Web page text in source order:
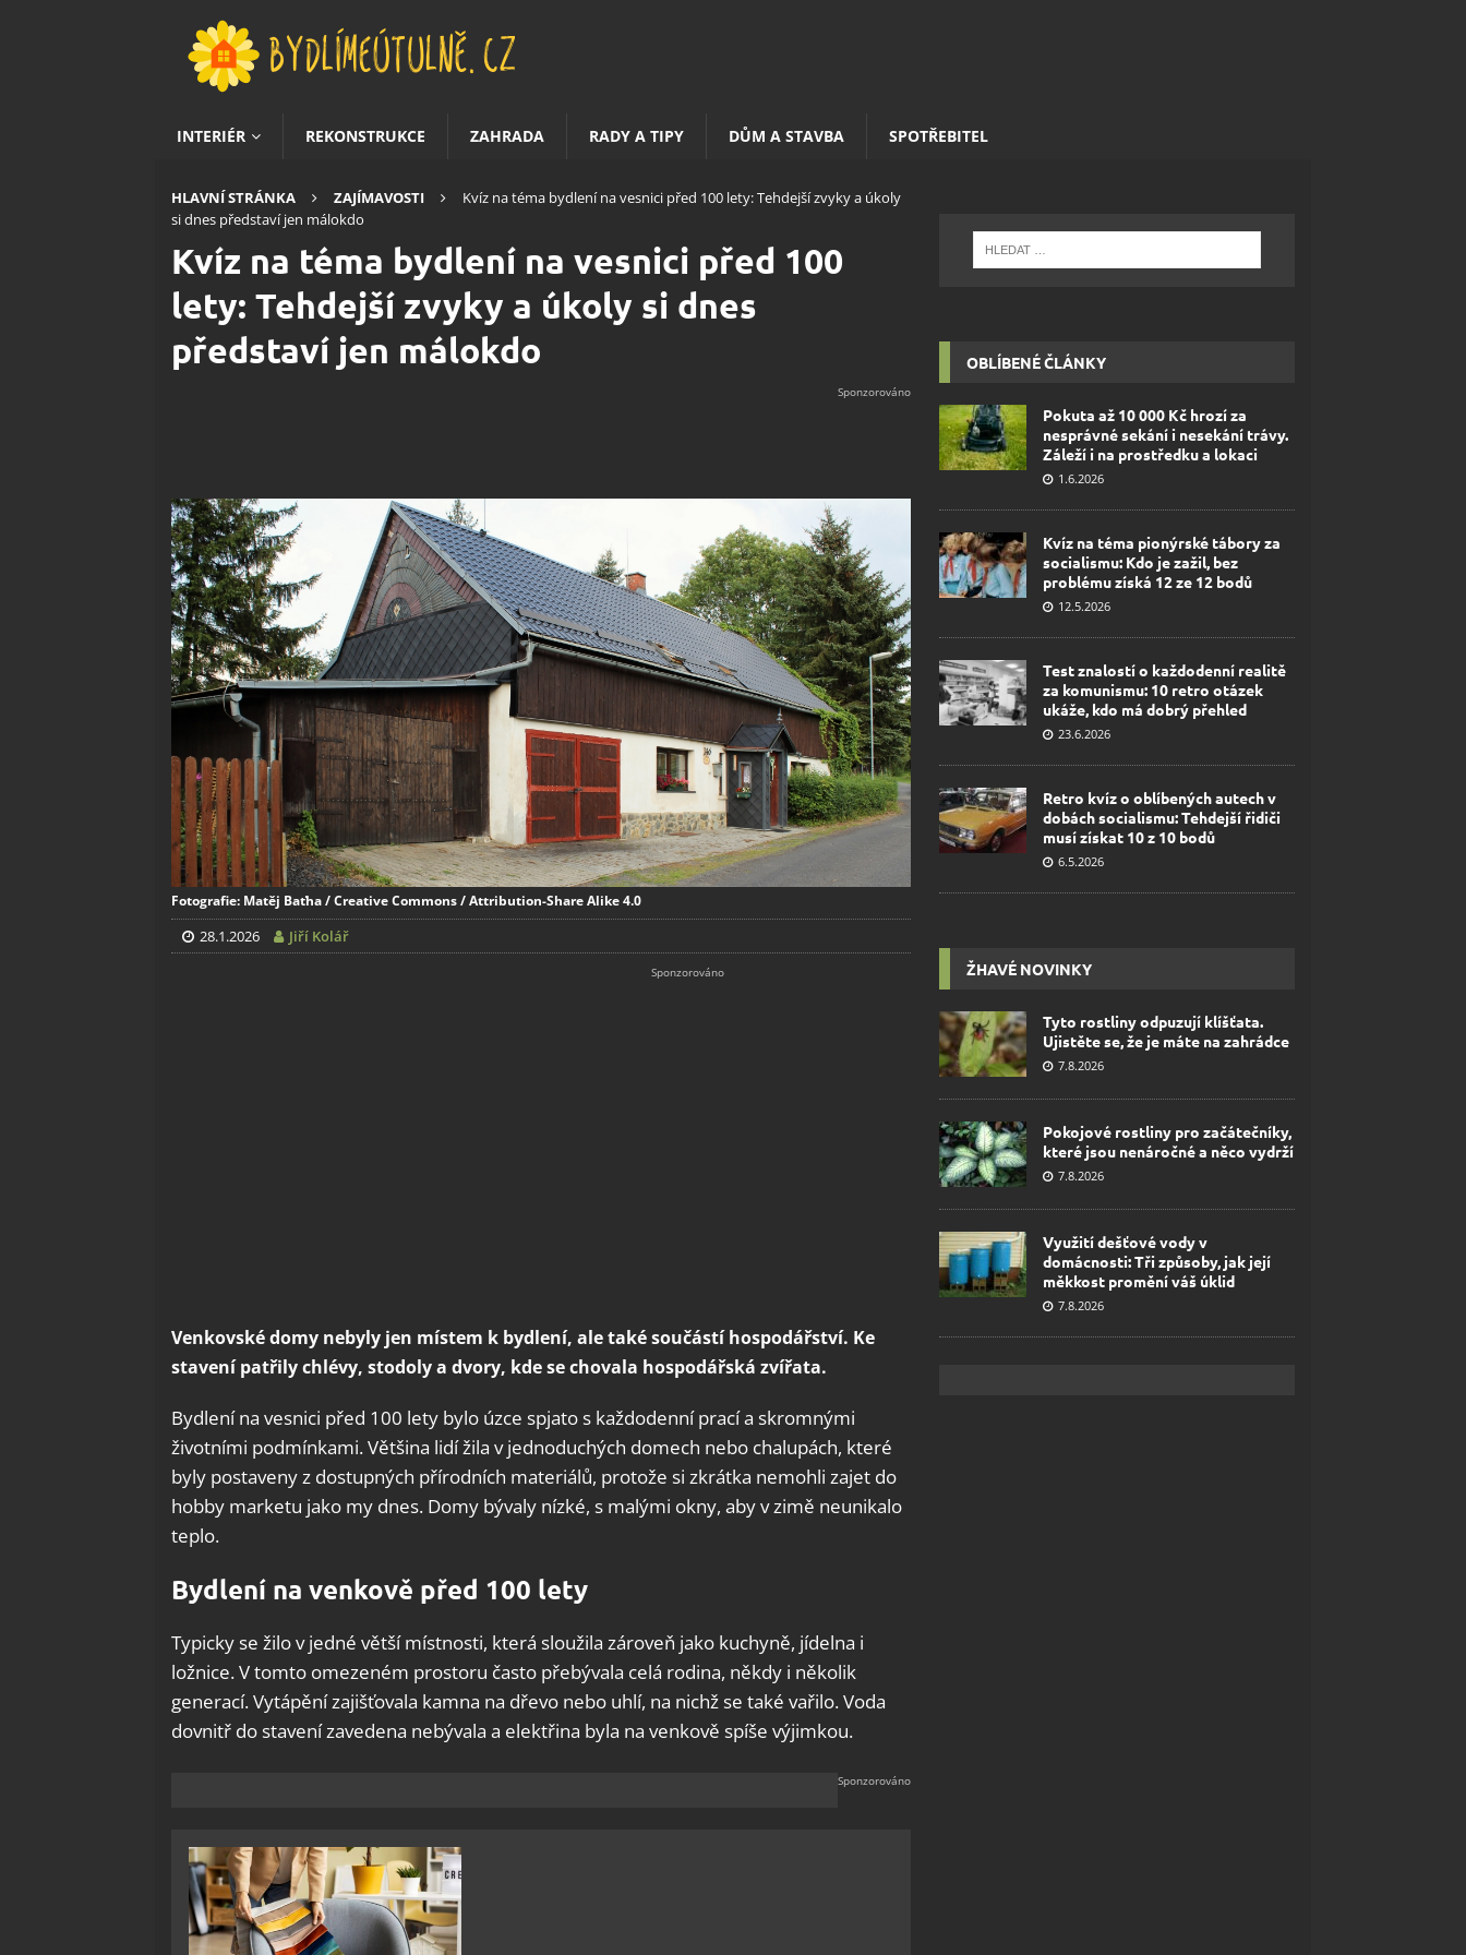
INTERIÉR REKONSTRUKCE ZAHRADA RADY A TIPY DŮM A STAVBA SPOTŘEBITEL
HLAVNÍ STRÁNKA ZAJÍMAVOSTI
Kvíz na téma bydlení na vesnici před 100 lety: Tehdejší zvyky a úkoly
si dnes představí jen málokdo
Kvíz na téma bydlení na vesnici před 100
lety: Tehdejší zvyky a úkoly si dnes
představí jen málokdo
Fotografie: Matěj Baťha / Creative Commons / Attribution-Share Alike 4.0
28.1.2026 Jiří Kolář
Venkovské domy nebyly jen místem k bydlení, ale také součástí hospodářství. Ke
stavení patřily chlévy, stodoly a dvory, kde se chovala hospodářská zvířata.
Bydlení na vesnici před 100 lety bylo úzce spjato s každodenní prací a skromnými
životními podmínkami. Většina lidí žila v jednoduchých domech nebo chalupách, které
byly postaveny z dostupných přírodních materiálů, protože si zkrátka nemohli zajet do
hobby marketu jako my dnes. Domy bývaly nízké, s malými okny, aby v zimě neunikalo
teplo.
Bydlení na venkově před 100 lety
Typicky se žilo v jedné větší místnosti, která sloužila zároveň jako kuchyně, jídelna i
ložnice. V tomto omezeném prostoru často přebývala celá rodina, někdy i několik
generací. Vytápění zajišťovala kamna na dřevo nebo uhlí, na nichž se také vařilo. Voda
dovnitř do stavení zavedena nebývala a elektřina byla na venkově spíše výjimkou.
OBLÍBENÉ ČLÁNKY
Pokuta až 10 000 Kč hrozí za
nesprávné sekání i nesekání trávy.
Záleží i na prostředku a lokaci
1.6.2026
Kvíz na téma pionýrské tábory za
socialismu: Kdo je zažil, bez
problému získá 12 ze 12 bodů
12.5.2026
Test znalostí o každodenní realitě
za komunismu: 10 retro otázek
ukáže, kdo má dobrý přehled
23.6.2026
Retro kvíz o oblíbených autech v
dobách socialismu: Tehdejší řidiči
musí získat 10 z 10 bodů
6.5.2026
ŽHAVÉ NOVINKY
Tyto rostliny odpuzují klíšťata.
Ujistěte se, že je máte na zahrádce
7.8.2026
Pokojové rostliny pro začátečníky,
které jsou nenáročné a něco vydrží
7.8.2026
Využití dešťové vody v
domácnosti: Tři způsoby, jak její
měkkost promění váš úklid
7.8.2026